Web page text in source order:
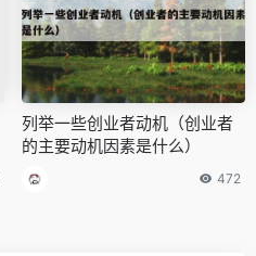
列举一些创业者动机（创业者
的主要动机因素是什么）
472